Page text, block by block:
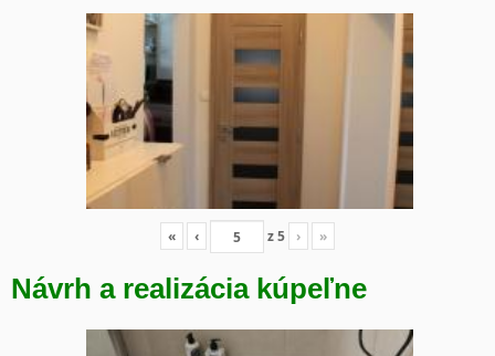
« ‹ z5 › »
Návrh a realizácia kúpeľne